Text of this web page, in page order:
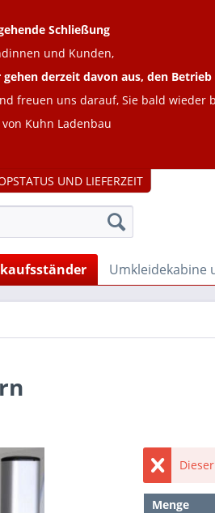
Umkleidekabine
Menge
UND LIEFERZEIT
Schließung
und Kunden,
derzeit davon aus, den
freuen uns darauf, Sie bald wieder
Kuhn Ladenbau